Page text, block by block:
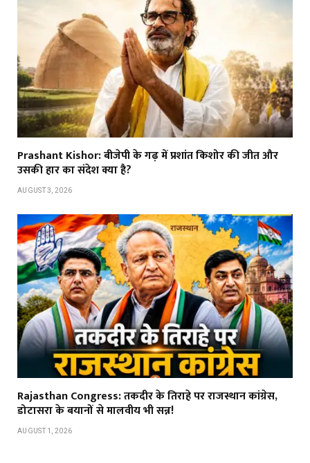
Prashant Kishor: बीजेपी के गढ़ में प्रशांत किशोर की जीत और
उसकी हार का संदेश क्या है?
AUGUST 3, 2026
Rajasthan Congress: तकदीर के तिराहे पर राजस्थान कांग्रेस,
डोटासरा के बयानों से मालवीय भी सन्न!
AUGUST 1, 2026